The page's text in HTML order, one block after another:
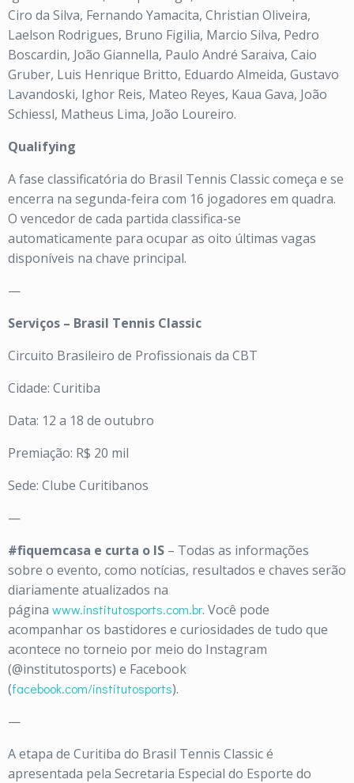
Ciro da Silva, Fernando Yamacita, Christian Oliveira,
Laelson Rodrigues, Bruno Figilia, Marcio Silva, Pedro
Boscardin, João Giannella, Paulo André Saraiva, Caio
Gruber, Luis Henrique Britto, Eduardo Almeida, Gustavo
Lavandoski, Ighor Reis, Mateo Reyes, Kaua Gava, João
Schiessl, Matheus Lima, João Loureiro.
Qualifying
A fase classificatória do Brasil Tennis Classic começa e se
encerra na segunda-feira com 16 jogadores em quadra.
O vencedor de cada partida classifica-se
automaticamente para ocupar as oito últimas vagas
disponíveis na chave principal.
—
Serviços – Brasil Tennis Classic
Circuito Brasileiro de Profissionais da CBT
Cidade: Curitiba
Data: 12 a 18 de outubro
Premiação: R$ 20 mil
Sede: Clube Curitibanos
—
#fiquemcasa e curta o IS – Todas as informações
sobre o evento, como notícias, resultados e chaves serão
diariamente atualizados na
página www.institutosports.com.br. Você pode
acompanhar os bastidores e curiosidades de tudo que
acontece no torneio por meio do Instagram
(@institutosports) e Facebook
(facebook.com/institutosports).
—
A etapa de Curitiba do Brasil Tennis Classic é
apresentada pela Secretaria Especial do Esporte do